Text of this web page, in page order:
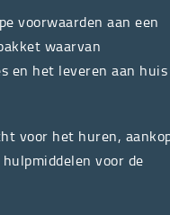
voorwaarden aan een
waarvan
en het leveren aan huis
voor het huren,
voor de